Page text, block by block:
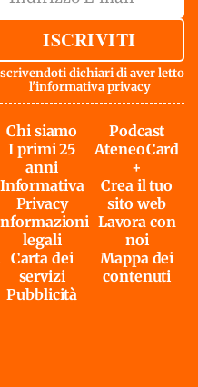
ISCRIVITI
dichiari di aver letto
l'informativa privacy
Chi siamo
I primi 25
anni
Informativa
Privacy
legali
Carta dei
servizi
Pubblicità
Podcast
AteneoCard
+
Crea il tuo
sito web
Lavora con
noi
Mappa dei
contenuti